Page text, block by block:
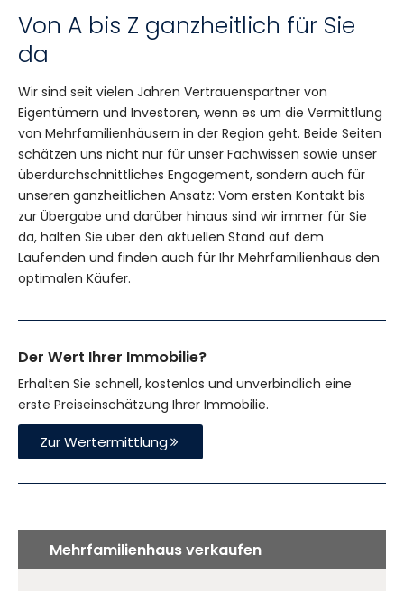
Von A bis Z ganzheitlich für Sie
da
Wir sind seit vielen Jahren Vertrauenspartner von
Eigentümern und Investoren, wenn es um die Vermittlung
von Mehrfamilienhäusern in der Region geht. Beide Seiten
schätzen uns nicht nur für unser Fachwissen sowie unser
überdurchschnittliches Engagement, sondern auch für
unseren ganzheitlichen Ansatz: Vom ersten Kontakt bis
zur Übergabe und darüber hinaus sind wir immer für Sie
da, halten Sie über den aktuellen Stand auf dem
Laufenden und finden auch für Ihr Mehrfamilienhaus den
optimalen Käufer.
Der Wert Ihrer Immobilie?
Erhalten Sie schnell, kostenlos und unverbindlich eine
erste Preiseinschätzung Ihrer Immobilie.
Zur Wertermittlung
Mehrfamilienhaus verkaufen